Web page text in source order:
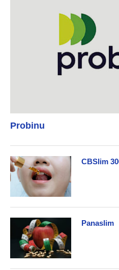
Probinu
CBSlim
Panaslim